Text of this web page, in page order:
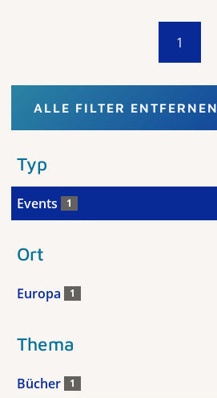
1
ALLE FILTER ENTFERNEN
Typ
Events 1
Ort
Europa 1
Thema
Bücher 1